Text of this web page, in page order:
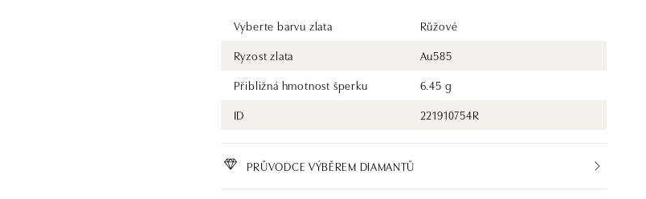
Vyberte barvu zlata
Růžové
Ryzost zlata
Au585
Přibližná hmotnost šperku
6.45 g
ID
221910754R
PRŮVODCE VÝBĚREM DIAMANTŮ